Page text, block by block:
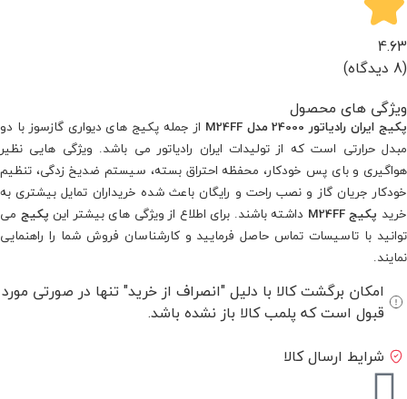
4.63
(8 دیدگاه)
ویژگی های محصول
پکیج ایران رادیاتور 24000 مدل M24FF
از جمله پکیج های دیواری گازسوز با دو
مبدل حرارتی است که از تولیدات ایران رادیاتور می باشد. ویژگی هایی نظیر
هواگیری و بای پس خودکار، محفظه احتراق بسته، سیستم ضدیخ زدگی، تنظیم
خودکار جریان گاز و نصب راحت و رایگان باعث شده خریداران تمایل بیشتری به
خرید پکیج M24FF داشته باشند. برای اطلاع از ویژگی های بیشتر این پکیج می
توانید با تاسیسات تماس حاصل فرمایید و کارشناسان فروش شما را راهنمایی
نمایند.
امکان برگشت کالا با دلیل "انصراف از خرید" تنها در صورتی مورد
قبول است که پلمب کالا باز نشده باشد.
شرایط ارسال کالا